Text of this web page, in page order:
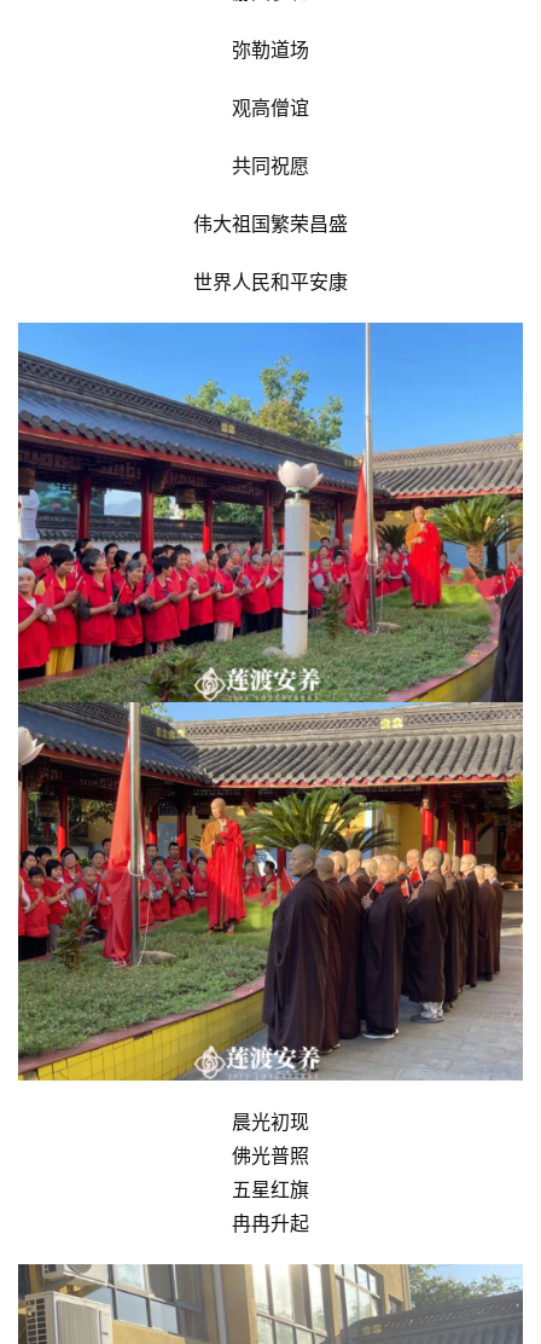
弥勒道场
观高僧谊
共同祝愿
伟大祖国繁荣昌盛
世界人民和平安康
晨光初现
佛光普照
五星红旗
冉冉升起